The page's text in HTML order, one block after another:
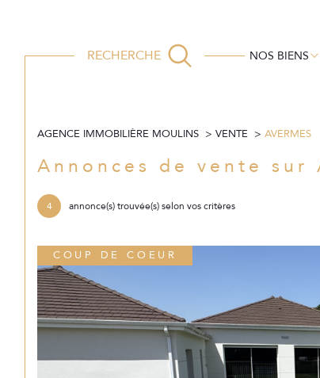
NOS BIENS
TRANSACTION
RECHERCHE
de l'ancien
de l'ancien
TYPE DE BIEN
03000 - Avermes
AGENCE IMMOBILIÈRE MOULINS VENTE AVERMES
Annonces de vente sur
4 annonce(s) trouvée(s) selon vos critères
COUP DE COEUR